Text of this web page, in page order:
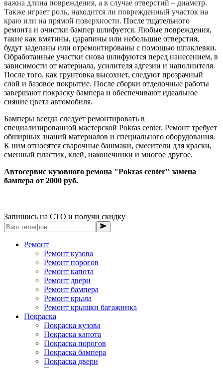
важна длина повреждения, а в случае отверстий – диаметр.
Также играет роль, находится ли поврежденный участок на
краю или на прямой поверхности. После тщательного
ремонта и очистки бампер шлифуется. Любые повреждения,
такие как вмятины, царапины или небольшие отверстия,
будут заделаны или отремонтированы с помощью шпаклевки.
Обработанные участки снова шлифуются перед нанесением, в
зависимости от материала, усилителя адгезии и наполнителя.
После того, как грунтовка высохнет, следуют прозрачный
слой и базовое покрытие. После сборки отделочные работы
завершают покраску бампера и обеспечивают идеальное
сияние цвета автомобиля.
Бамперы всегда следует ремонтировать в
специализированной мастерской Pokras center. Ремонт требует
обширных знаний материалов и специального оборудования.
К ним относятся сварочные башмаки, смесители для краски,
сменный пластик, клей, наконечники и многое другое.
Автосервис кузовного ремона "Pokras center" замена
бампера от 2000 руб.
Запишись на СТО и получи скидку
Ремонт
Ремонт кузова
Ремонт порогов
Ремонт капота
Ремонт двери
Ремонт бампера
Ремонт крыла
Ремонт крышки багажника
Покраска
Покраска кузова
Покраска капота
Покраска порогов
Покраска бампера
Покраска двери